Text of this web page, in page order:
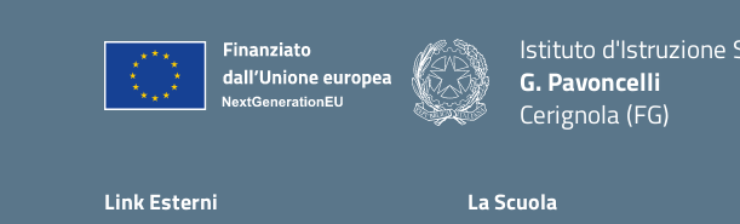
Istituto d'Istruzione
G. Pavoncelli
Cerignola (FG)
Link Esterni La Scuola